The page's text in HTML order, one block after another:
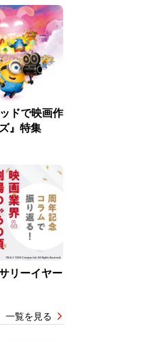
ドで映画作
』特集
リーイヤー
一覧を見る